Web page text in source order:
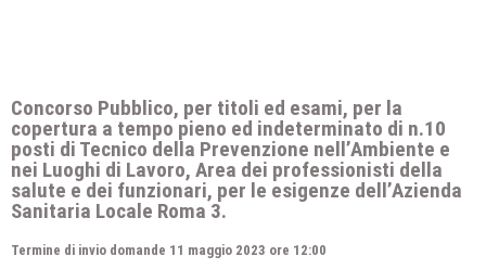
Concorso Pubblico, per titoli ed esami, per la
copertura a tempo pieno ed indeterminato di n.10
posti di Tecnico della Prevenzione nell’Ambiente e
nei Luoghi di Lavoro, Area dei professionisti della
salute e dei funzionari, per le esigenze dell’Azienda
Sanitaria Locale Roma 3.
Termine di invio domande 11 maggio 2023 ore 12:00